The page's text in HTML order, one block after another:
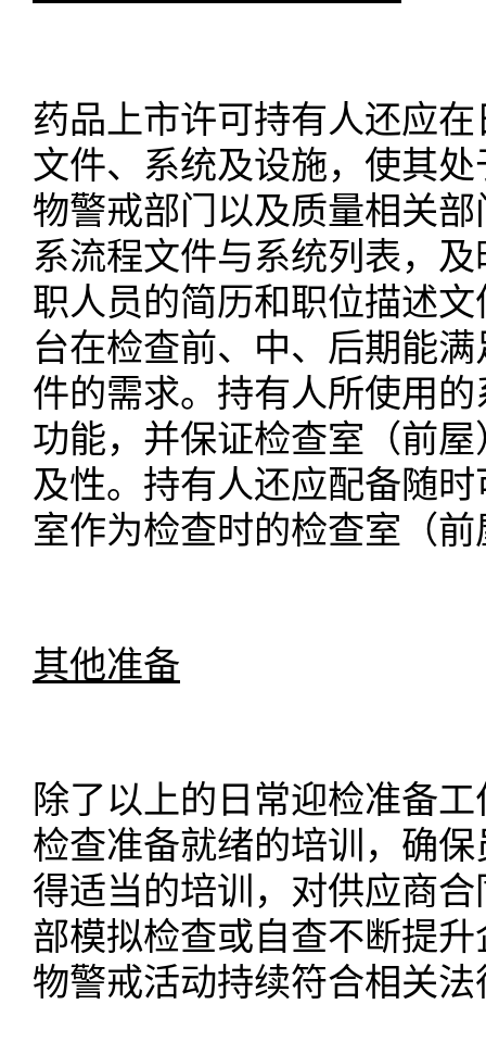
药品上市许可持有人还应
文件、系统及设施，使其
物警戒部门以及质量相关
系流程文件与系统列表，
职人员的简历和职位描述
台在检查前、中、后期能
件的需求。持有人所使用
功能，并保证检查室（前屋
及性。持有人还应配备随
室作为检查时的检查室（前
其他准备
除了以上的日常迎检准备
检查准备就绪的培训，确
得适当的培训，对供应商合
部模拟检查或自查不断提
物警戒活动持续符合相关